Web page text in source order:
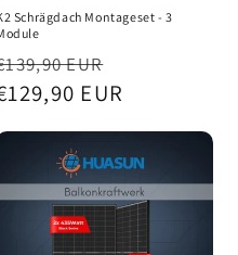
Schrägdach Montageset - 3
EUR
EUR